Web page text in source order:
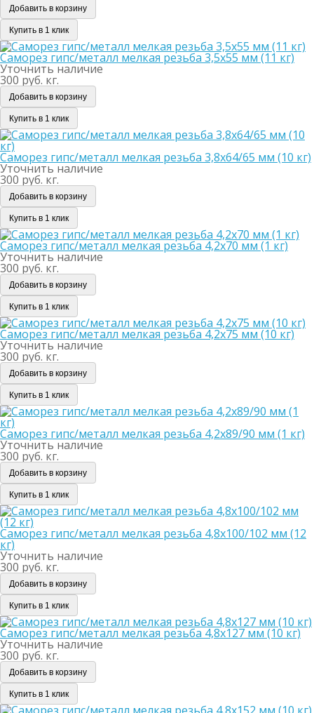
Добавить в корзину
Купить в 1 клик
Саморез гипс/металл мелкая резьба 3,5х55 мм (11 кг)
Уточнить наличие
300 руб. кг.
Добавить в корзину
Купить в 1 клик
Саморез гипс/металл мелкая резьба 3,8х64/65 мм (10 кг)
Уточнить наличие
300 руб. кг.
Добавить в корзину
Купить в 1 клик
Саморез гипс/металл мелкая резьба 4,2х70 мм (1 кг)
Уточнить наличие
300 руб. кг.
Добавить в корзину
Купить в 1 клик
Саморез гипс/металл мелкая резьба 4,2х75 мм (10 кг)
Уточнить наличие
300 руб. кг.
Добавить в корзину
Купить в 1 клик
Саморез гипс/металл мелкая резьба 4,2х89/90 мм (1 кг)
Уточнить наличие
300 руб. кг.
Добавить в корзину
Купить в 1 клик
Саморез гипс/металл мелкая резьба 4,8х100/102 мм (12
кг)
Уточнить наличие
300 руб. кг.
Добавить в корзину
Купить в 1 клик
Саморез гипс/металл мелкая резьба 4,8х127 мм (10 кг)
Уточнить наличие
300 руб. кг.
Добавить в корзину
Купить в 1 клик